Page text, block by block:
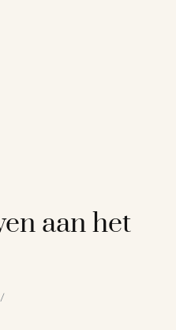
aan het